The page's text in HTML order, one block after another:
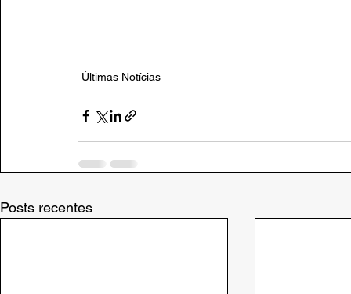
Últimas Notícias
Posts recentes